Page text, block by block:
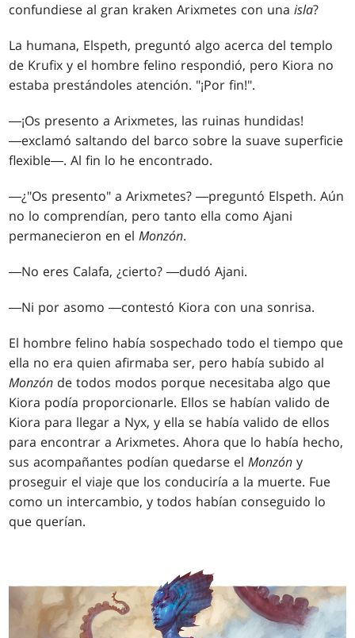
confundiese al gran kraken Arixmetes con unaisla?
La humana, Elspeth, preguntó algo acerca del templo
de Krufix y el hombre felino respondió, pero Kiora no
estaba prestándoles atención. "¡Por fin!".
―¡Os presento a Arixmetes, las ruinas hundidas!
―exclamó saltando del barco sobre la suave superficie
flexible―. Al fin lo he encontrado.
―¿"Os presento" a Arixmetes? ―preguntó Elspeth. Aún
no lo comprendían, pero tanto ella como Ajani
permanecieron en elMonzón.
―No eres Calafa, ¿cierto? ―dudó Ajani.
―Ni por asomo ―contestó Kiora con una sonrisa.
El hombre felino había sospechado todo el tiempo que
ella no era quien afirmaba ser, pero había subido al
Monzón de todos modos porque necesitaba algo que
Kiora podía proporcionarle. Ellos se habían valido de
Kiora para llegar a Nyx, y ella se había valido de ellos
para encontrar a Arixmetes. Ahora que lo había hecho,
sus acompañantes podían quedarse elMonzón y
proseguir el viaje que los conduciría a la muerte. Fue
como un intercambio, y todos habían conseguido lo
que querían.